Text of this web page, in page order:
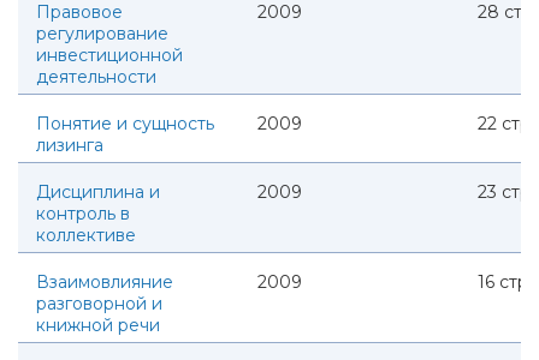
Правовое
регулирование
инвестиционной
деятельности
2009 28 стр.
Понятие и сущность
лизинга
2009 22 стр.
Дисциплина и
контроль в
коллективе
2009 23 стр.
Взаимовлияние
разговорной и
книжной речи
2009 16 стр.